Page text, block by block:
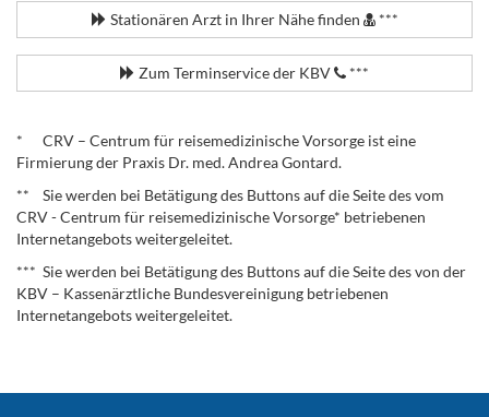
Stationären Arzt in Ihrer Nähe finden ***
Zum Terminservice der KBV ***
* CRV – Centrum für reisemedizinische Vorsorge ist eine
Firmierung der Praxis Dr. med. Andrea Gontard.
** Sie werden bei Betätigung des Buttons auf die Seite des vom
CRV - Centrum für reisemedizinische Vorsorge* betriebenen
Internetangebots weitergeleitet.
*** Sie werden bei Betätigung des Buttons auf die Seite des von der
KBV – Kassenärztliche Bundesvereinigung betriebenen
Internetangebots weitergeleitet.